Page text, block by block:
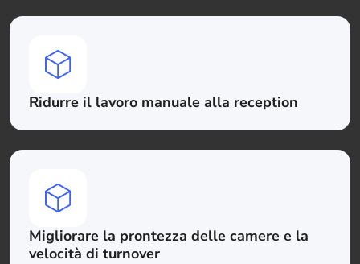
Ridurre il lavoro manuale alla reception
Migliorare la prontezza delle camere e la
velocità di turnover